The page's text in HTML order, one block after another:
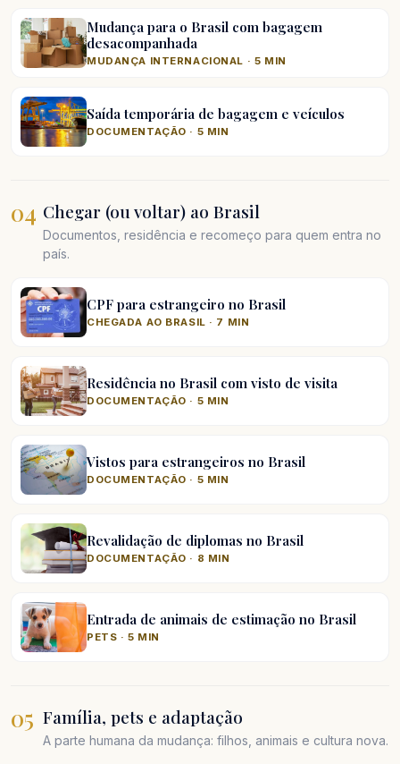
Mudança para o Brasil com bagagem
desacompanhada
MUDANÇA INTERNACIONAL · 5 MIN
Saída temporária de bagagem e veículos
DOCUMENTAÇÃO · 5 MIN
04 Chegar (ou voltar) ao Brasil
Documentos, residência e recomeço para quem entra no
país.
CPF para estrangeiro no Brasil
CHEGADA AO BRASIL · 7 MIN
Residência no Brasil com visto de visita
DOCUMENTAÇÃO · 5 MIN
Vistos para estrangeiros no Brasil
DOCUMENTAÇÃO · 5 MIN
Revalidação de diplomas no Brasil
DOCUMENTAÇÃO · 8 MIN
Entrada de animais de estimação no Brasil
PETS · 5 MIN
05 Família, pets e adaptação
A parte humana da mudança: filhos, animais e cultura nova.